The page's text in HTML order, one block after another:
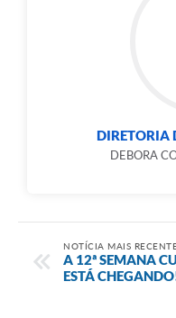
DIRETORIA
DEBORA
NOTÍCIA MAIS
A 12ª SEMANA
ESTÁ